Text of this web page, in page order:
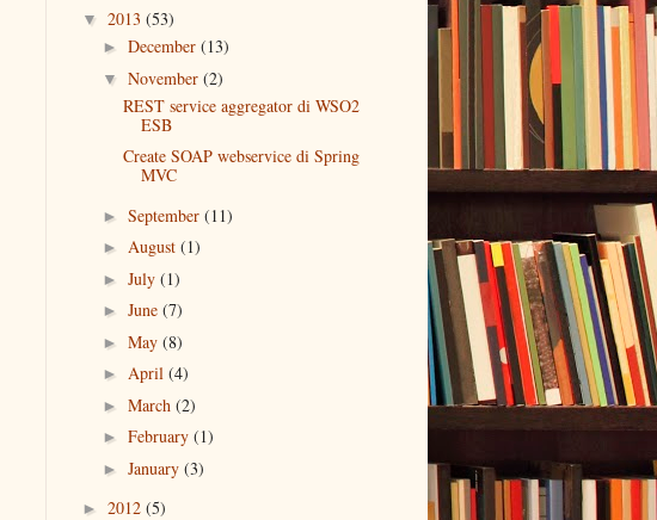
▼ 2013 (53)
► December (13)
▼ November (2)
REST service aggregator di WSO2
ESB
Create SOAP webservice di Spring
MVC
► September (11)
► August (1)
► July (1)
► June (7)
► May (8)
► April (4)
► March (2)
► February (1)
► January (3)
► 2012 (5)